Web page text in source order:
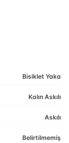
Bisiklet Yaka
Kalın Askılı
Askılı
Belirtilmemiş